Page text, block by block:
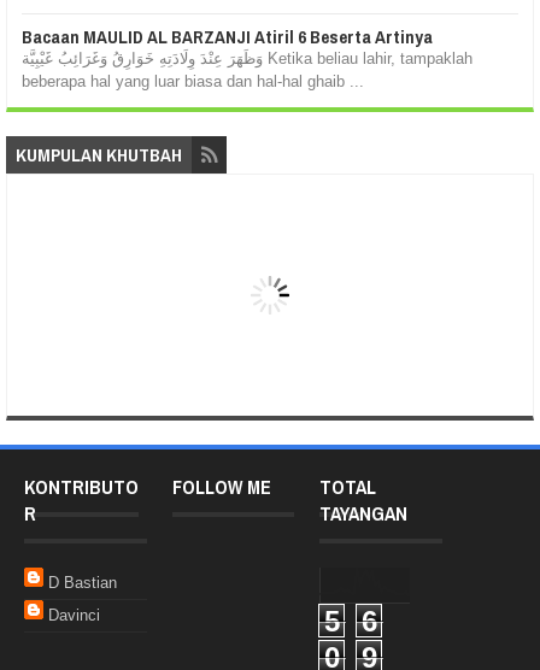
Bacaan MAULID AL BARZANJI Atiril 6 Beserta Artinya
وَظَهَرَ عِنْدَ وِلَادَتِهِ خَوَارِقُ وَغَرَائِبُ غَيْبِيَّة Ketika beliau lahir, tampaklah
beberapa hal yang luar biasa dan hal-hal ghaib ...
KUMPULAN KHUTBAH
KONTRIBUTO
R
D Bastian
Davinci
FOLLOW ME
TOTAL
TAYANGAN
5
6
0
9